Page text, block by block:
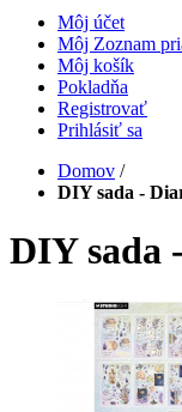
Môj účet
Môj Zoznam
Môj košík
Pokladňa
Registrovať
Prihlásiť sa
Domov /
DIY sada -
DIY sada